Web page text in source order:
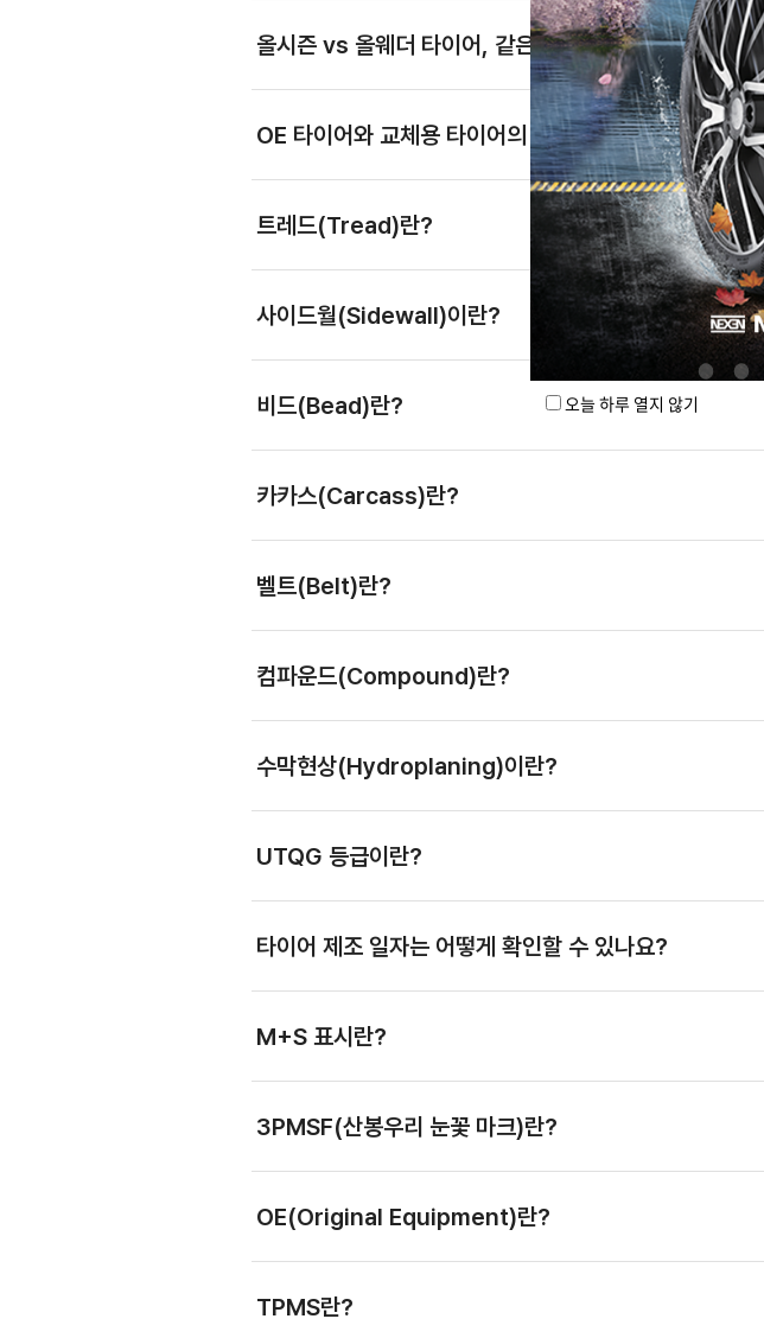
올시즌 vs 올웨더 타이어, 같은 건가요?
OE 타이어와 교체용 타이어의 차이는?
트레드(Tread)란?
사이드월(Sidewall)이란?
비드(Bead)란?
카카스(Carcass)란?
벨트(Belt)란?
컴파운드(Compound)란?
수막현상(Hydroplaning)이란?
UTQG 등급이란?
타이어 제조 일자는 어떻게 확인할 수 있나요?
M+S 표시란?
3PMSF(산봉우리 눈꽃 마크)란?
OE(Original Equipment)란?
TPMS란?
오늘 하루 열지 않기